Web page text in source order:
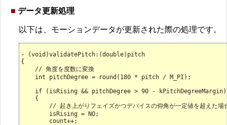
■ データ更新処理
以下は、モーションデータが更新された際の処理です。
- (void)validatePitch:(double)pitch
{
    // 角度を度数に変換
    int pitchDegree = round(180 * pitch / M_PI);
    if (isRising && pitchDegree > 90 - kPitchDegreeMargin)
    {
// 起き上がりフェイズかつデバイスの仰角が一定値を超えた場
        isRising = NO;
        count++;